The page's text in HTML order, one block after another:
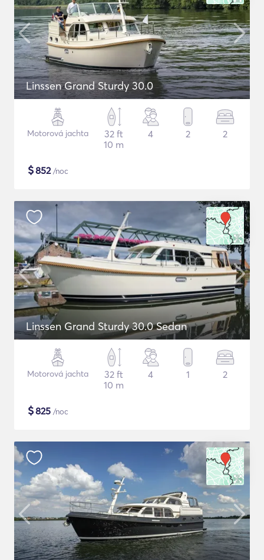
Linssen Grand Sturdy 30.0
Motorová jachta
32 ft
10 m
4 2 2
$852/noc
Linssen Grand Sturdy 30.0 Sedan
Motorová jachta
32 ft
10 m
4 1 2
$825 /noc